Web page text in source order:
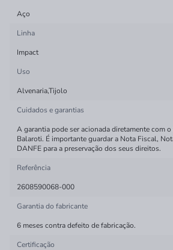
Aço
Linha
Impact
Uso
Alvenaria,Tijolo
Cuidados e garantias
A garantia pode ser acionada diretamente com
Balaroti. É importante guardar a Nota Fiscal,
DANFE para a preservação dos seus direitos.
Referência
2608590068-000
Garantia do fabricante
6 meses contra defeito de fabricação.
Certificação